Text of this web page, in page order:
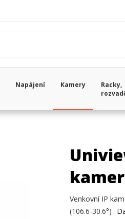
Napájení Kamery
Racky,
Venkovní IP
(106.6-30.6°)